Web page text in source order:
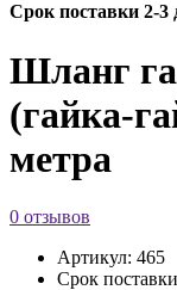
Срок поставки 2-3
Шланг
(гайка-
метра
0 отзывов
Артикул: 465
Срок